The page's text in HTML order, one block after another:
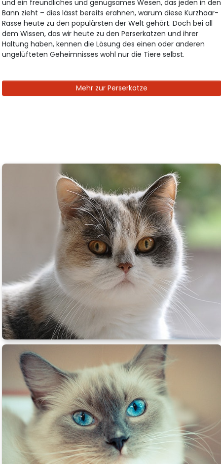
und ein freundliches und genügsames Wesen, das jeden in den
Bann zieht – dies lässt bereits erahnen, warum diese Kurzhaar-
Rasse heute zu den populärsten der Welt gehört. Doch bei all
dem Wissen, das wir heute zu den Perserkatzen und ihrer
Haltung haben, kennen die Lösung des einen oder anderen
ungelüfteten Geheimnisses wohl nur die Tiere selbst.
Mehr zur Perserkatze